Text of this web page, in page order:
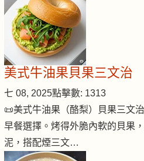
美式牛油果貝果三文治
七 08, 2025點擊數: 1313
📜美式牛油果（酪梨）貝果三文
早餐選擇。烤得外脆內軟的貝果
泥，搭配煙三文…